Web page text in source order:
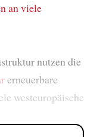
an viele
nutzen die
erneuerbare
westeuropäische